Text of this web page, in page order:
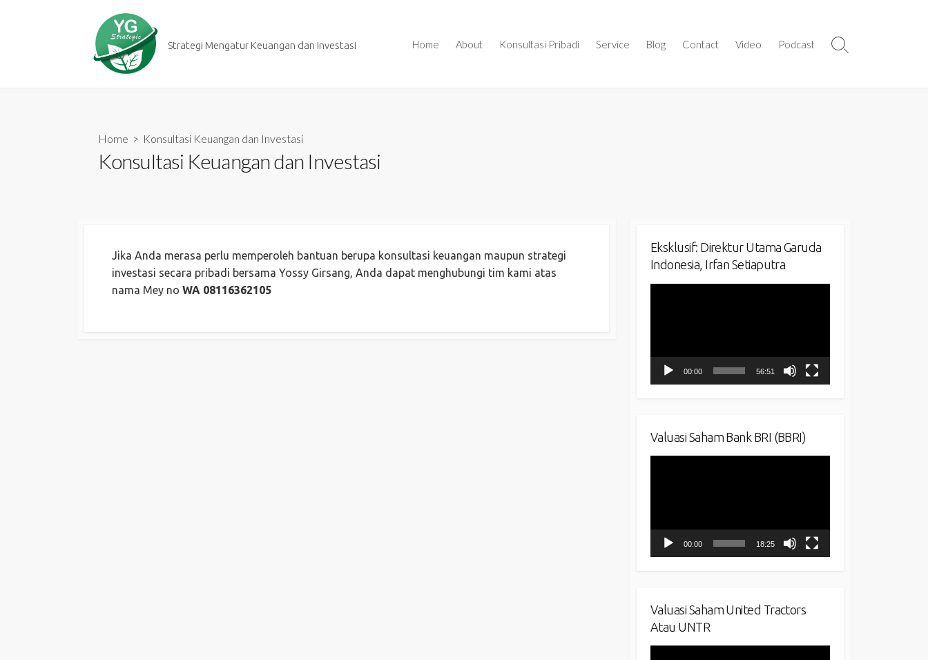
Strategi Mengatur Keuangan dan Investasi Home About Konsultasi Pribadi Service Blog Contact Video Podcast
Search
Home > Konsultasi Keuangan dan Investasi
Konsultasi Keuangan dan Investasi
Jika Anda merasa perlu memperoleh bantuan berupa konsultasi keuangan maupun strategi
investasi secara pribadi bersama Yossy Girsang, Anda dapat menghubungi tim kami atas
nama Mey no WA 08116362105
Eksklusif: Direktur Utama Garuda
Indonesia, Irfan Setiaputra
00:00 56:51
Valuasi Saham Bank BRI (BBRI)
00:00 18:25
Valuasi Saham United Tractors
Atau UNTR